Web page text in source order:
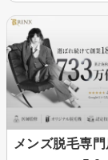
メンズ脱毛専